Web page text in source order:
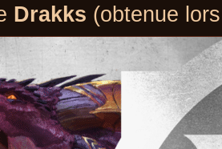
Drakks (obtenue